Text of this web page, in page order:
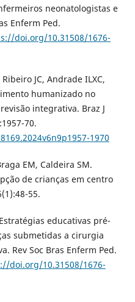
neonatologistas e
Enferm Ped.
doi.org/10.31508/1676-
JC, Andrade ILXC,
humanizado no
integrativa. Braz J
70.
1970
EM, Caldeira SM.
de crianças em centro
55.
educativas pré-
submetidas a cirurgia
Rev Soc Bras Enferm Ped.
doi.org/10.31508/1676-